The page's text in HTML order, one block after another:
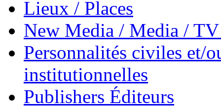
Lieux / Places
New Media / Media /
Personnalités civiles et/
institutionnelles
Publishers Éditeurs